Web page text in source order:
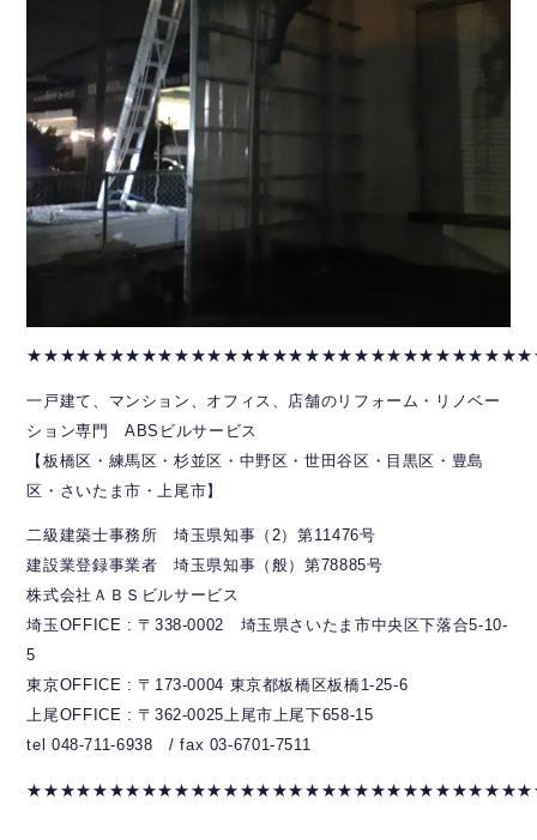
一戸建て、マンション、オフィス、店舗のリフォーム・リノベー
ション専門 ABSビルサービス
【板橋区・練馬区・杉並区・中野区・世田谷区・目黒区・豊島
区・さいたま市・上尾市】
二級建築士事務所 埼玉県知事（2）第11476号
建設業登録事業者 埼玉県知事（般）第78885号
株式会社ＡＢＳビルサービス
埼玉OFFICE : 〒338-0002 埼玉県さいたま市中央区下落合5-10-
5
東京OFFICE : 〒173-0004 東京都板橋区板橋1-25-6
上尾OFFICE : 〒362-0025上尾市上尾下658-15
tel 048-711-6938 / fax 03-6701-7511